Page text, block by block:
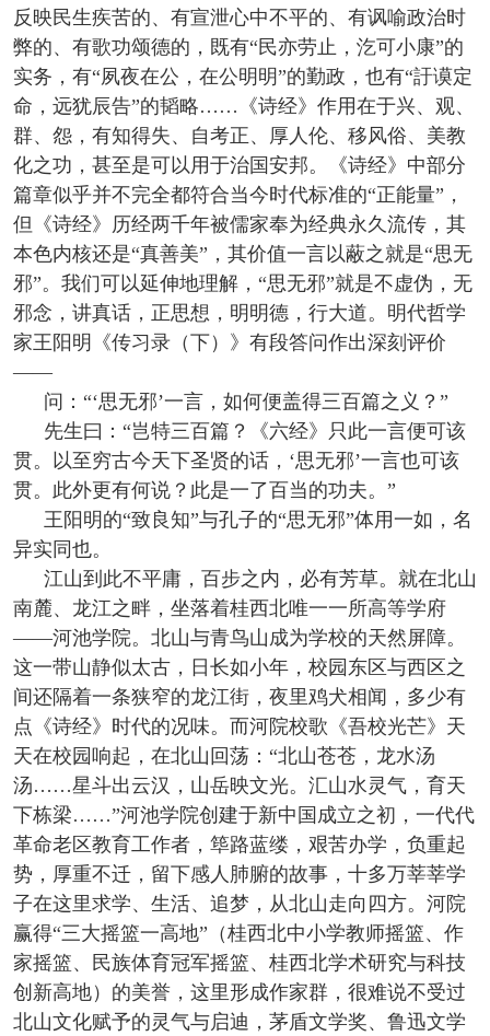
反映民生疾苦的、有宣泄心中不平的、有讽喻政治时
弊的、有歌功颂德的，既有“民亦劳止，汔可小康”的
实务，有“夙夜在公，在公明明”的勤政，也有“訏谟定
命，远犹辰告”的韬略……《诗经》作用在于兴、观、
群、怨，有知得失、自考正、厚人伦、移风俗、美教
化之功，甚至是可以用于治国安邦。《诗经》中部分
篇章似乎并不完全都符合当今时代标准的“正能量”，
但《诗经》历经两千年被儒家奉为经典永久流传，其
本色内核还是“真善美”，其价值一言以蔽之就是“思无
邪”。我们可以延伸地理解，“思无邪”就是不虚伪，无
邪念，讲真话，正思想，明明德，行大道。明代哲学
家王阳明《传习录（下）》有段答问作出深刻评价
——
问：“‘思无邪’一言，如何便盖得三百篇之义？”
先生曰：“岂特三百篇？《六经》只此一言便可该
贯。以至穷古今天下圣贤的话，‘思无邪’一言也可该
贯。此外更有何说？此是一了百当的功夫。”
王阳明的“致良知”与孔子的“思无邪”体用一如，名
异实同也。
江山到此不平庸，百步之内，必有芳草。就在北山
南麓、龙江之畔，坐落着桂西北唯一一所高等学府
——河池学院。北山与青鸟山成为学校的天然屏障。
这一带山静似太古，日长如小年，校园东区与西区之
间还隔着一条狭窄的龙江街，夜里鸡犬相闻，多少有
点《诗经》时代的况味。而河院校歌《吾校光芒》天
天在校园响起，在北山回荡：“北山苍苍，龙水汤
汤……星斗出云汉，山岳映文光。汇山水灵气，育天
下栋梁……”河池学院创建于新中国成立之初，一代代
革命老区教育工作者，筚路蓝缕，艰苦办学，负重起
势，厚重不迁，留下感人肺腑的故事，十多万莘莘学
子在这里求学、生活、追梦，从北山走向四方。河院
赢得“三大摇篮一高地”（桂西北中小学教师摇篮、作
家摇篮、民族体育冠军摇篮、桂西北学术研究与科技
创新高地）的美誉，这里形成作家群，很难说不受过
北山文化赋予的灵气与启迪，茅盾文学奖、鲁迅文学